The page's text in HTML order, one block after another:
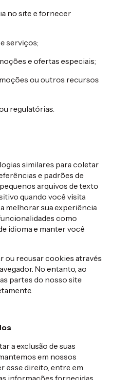
no site e fornecer
serviços;
e ofertas especiais;
ou outros recursos
regulatórias.
similares para coletar
e padrões de
arquivos de texto
quando você visita
melhorar sua experiência
como
idioma e manter você
ou recusar cookies através
No entanto, ao
partes do nosso site
a exclusão de suas
em nossos
esse direito, entre em
informações fornecidas